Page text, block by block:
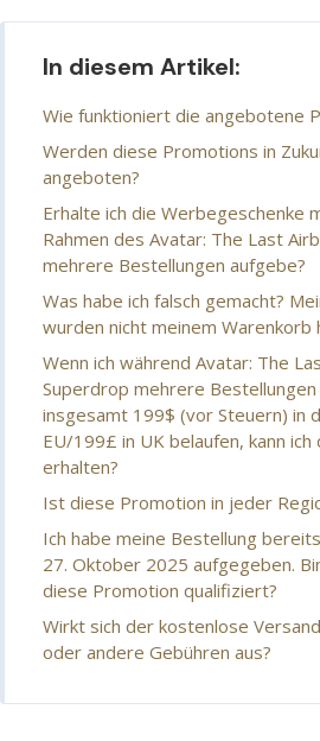
In diesem Artikel:
Wie funktioniert die angebotene
Werden diese Promotions in
angeboten?
Erhalte ich die Werbegeschenke
Rahmen des Avatar: The Last
mehrere Bestellungen aufgebe?
Was habe ich falsch gemacht?
wurden nicht meinem Warenkorb
Wenn ich während Avatar: The
Superdrop mehrere
insgesamt 199$ (vor Steuern) in
EU/199£ in UK belaufen, kann
erhalten?
Ist diese Promotion in jeder
Ich habe meine Bestellung
27. Oktober 2025 aufgegeben.
diese Promotion qualifiziert?
Wirkt sich der kostenlose
oder andere Gebühren aus?